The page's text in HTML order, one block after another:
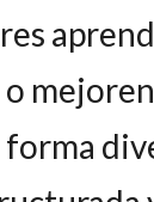
forma